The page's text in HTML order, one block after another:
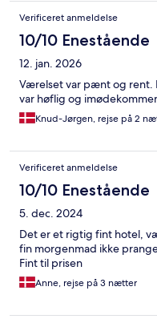
Verificeret anmeldelse
10/10 Enestående
12. jan. 2026
Værelset var pænt og rent.
var høflig og
Knud-Jørgen, rejse på 2
Verificeret anmeldelse
10/10 Enestående
5. dec. 2024
Det er et rigtig fint hotel,
fin morgenmad ikke
Fint til prisen
Anne, rejse på 3 nætter